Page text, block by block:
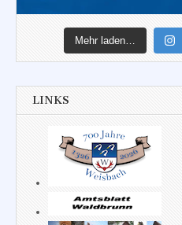
Mehr laden…
LINKS